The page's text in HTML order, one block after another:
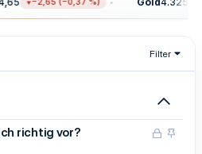
Filter
G A
richtig vor?